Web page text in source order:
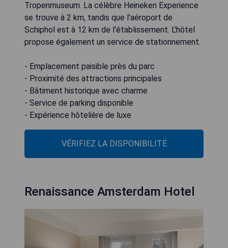
Tropenmuseum. La célèbre Heineken Experience
se trouve à 2 km, tandis que l'aéroport de
Schiphol est à 12 km de l'établissement. L'hôtel
propose également un service de stationnement.
- Emplacement paisible près du parc
- Proximité des attractions principales
- Bâtiment historique avec charme
- Service de parking disponible
- Expérience hôtelière de luxe
VÉRIFIEZ LA DISPONIBILITÉ
Renaissance Amsterdam Hotel